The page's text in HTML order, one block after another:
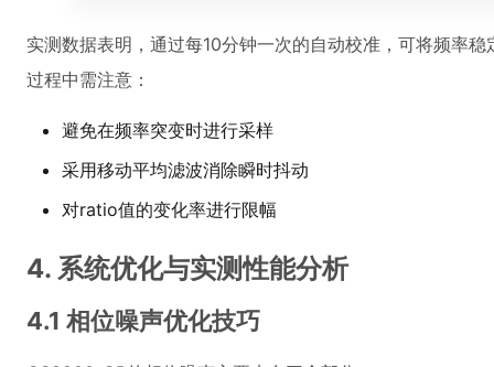
实测数据表明，通过每10分钟一次的自动校准，可将频率
过程中需注意：
避免在频率突变时进行采样
采用移动平均滤波消除瞬时抖动
对ratio值的变化率进行限幅
4. 系统优化与实测性能分析
4.1 相位噪声优化技巧